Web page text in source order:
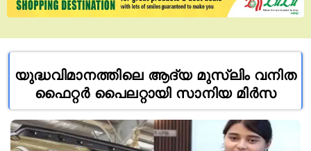
യുദ്ധവിമാനത്തിലെ ആദ്യ മുസ്‌ലിം വനിത
ഫൈറ്റർ പൈലറ്റായി സാനിയ മിർസ